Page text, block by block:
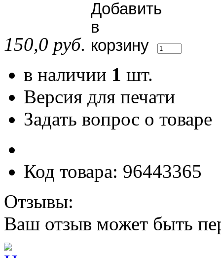
150,0 руб.
в наличии 1 шт.
Версия для печати
Задать вопрос о товаре
Код товара: 96443365
Отзывы:
Ваш отзыв может быть